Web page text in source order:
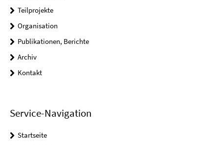
Teilprojekte
Organisation
Publikationen, Berichte
Archiv
Kontakt
Service-Navigation
Startseite